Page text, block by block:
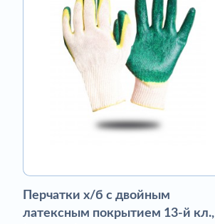
Перчатки х/б с двойным
латексным покрытием 13-й кл.,